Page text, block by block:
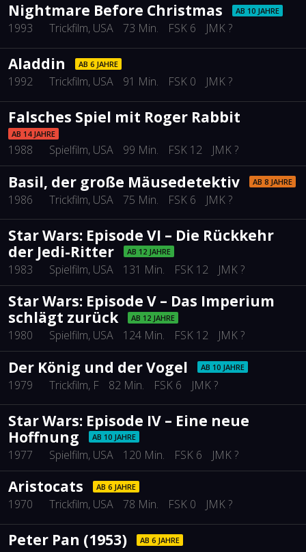
Nightmare Before Christmas AB 10 JAHRE
1993 Trickfilm, USA 73 Min. FSK 6 JMK ?
Aladdin AB 6 JAHRE
1992 Trickfilm, USA 91 Min. FSK 0 JMK ?
Falsches Spiel mit Roger Rabbit
AB 14 JAHRE
1988 Spielfilm, USA 99 Min. FSK 12 JMK ?
Basil, der große Mäusedetektiv AB 8 JAHRE
1986 Trickfilm, USA 75 Min. FSK 6 JMK ?
Star Wars: Episode VI – Die Rückkehr
der Jedi-Ritter
AB 12 JAHRE
1983 Spielfilm, USA 131 Min. FSK 12 JMK ?
Star Wars: Episode V – Das Imperium
schlägt zurück
AB 12 JAHRE
1980 Spielfilm, USA 124 Min. FSK 12 JMK ?
Der König und der Vogel AB 10 JAHRE
1979 Trickfilm, F 82 Min. FSK 6 JMK ?
Star Wars: Episode IV – Eine neue
Hoffnung
AB 10 JAHRE
1977 Spielfilm, USA 120 Min. FSK 6 JMK ?
Aristocats AB 6 JAHRE
1970 Trickfilm, USA 78 Min. FSK 0 JMK ?
Peter Pan (1953) AB 6 JAHRE